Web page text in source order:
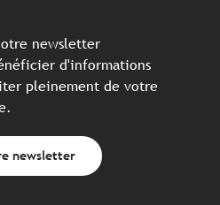
newsletter
d'informations
pleinement de votre
newsletter